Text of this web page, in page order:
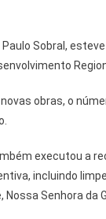
Sobral,
obras, o
executou a
incluindo
Senhora da